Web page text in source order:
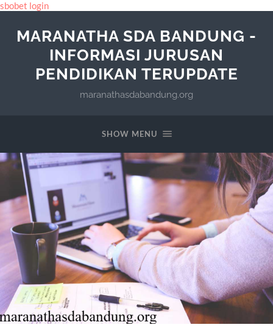
sbobet login
MARANATHA SDA BANDUNG -
INFORMASI JURUSAN
PENDIDIKAN TERUPDATE
maranathasdabandung.org
SHOW MENU